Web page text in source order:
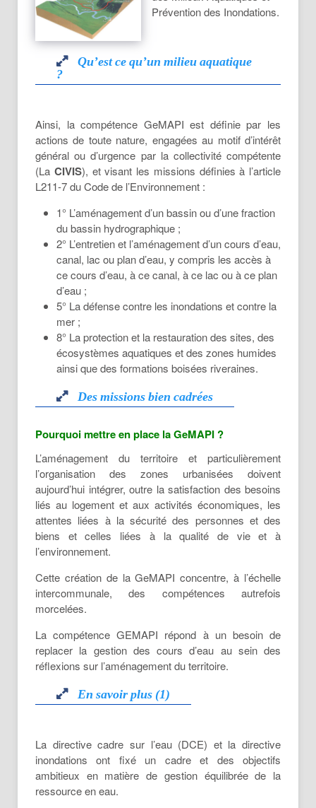
Prévention des Inondations.
Qu’est ce qu’un milieu aquatique
?
?
Les milieux
naturels sont
communément
grands ensembles
: les milieux marins, les milieux terrestres et
les milieux aquatiques. Les milieux humides
sont des milieux intermédiaires entre terre,
eau et mer. Ils sont répertoriés dans les
milieux aquatiques compte tenu de
l’importance du rôle joué par l’eau dans
leurs caractéristiques.
Lire La Suite
Ainsi, la compétence GeMAPI est définie par les
actions de toute nature, engagées au motif d’intérêt
général ou d’urgence par la collectivité compétente
(La CIVIS), et visant les missions définies à l’article
L211-7 du Code de l’Environnement :
1° L’aménagement d’un bassin ou d’une fraction
du bassin hydrographique ;
2° L’entretien et l’aménagement d’un cours d’eau,
canal, lac ou plan d’eau, y compris les accès à
ce cours d’eau, à ce canal, à ce lac ou à ce plan
d’eau ;
5° La défense contre les inondations et contre la
mer ;
8° La protection et la restauration des sites, des
écosystèmes aquatiques et des zones humides
ainsi que des formations boisées riveraines.
Des missions bien cadrées
Des missions bien cadrées
Les missions relevant de la compétence
GEMAPI sont définies au 1°, 2°, 5°, 8° du I
de l’article L. 211-7 du code de
l’environnement.
1° L’aménagement d’un bassin ou d’une
fraction de bassin hydrographique
la création ou la restauration de
l’espace de mobilité d’un cours d’eau,
de crue
la définition et la gestion
d’aménagements hydrauliques
permettant de stocker provisoirement
des écoulements provenant d'un
Pourquoi mettre en place la GeMAPI ?
L’aménagement du territoire et particulièrement
l’organisation des zones urbanisées doivent
aujourd’hui intégrer, outre la satisfaction des besoins
liés au logement et aux activités économiques, les
attentes liées à la sécurité des personnes et des
biens et celles liées à la qualité de vie et à
l’environnement.
Cette création de la GeMAPI concentre, à l’échelle
intercommunale, des compétences autrefois
morcelées.
La compétence GEMAPI répond à un besoin de
replacer la gestion des cours d’eau au sein des
réflexions sur l’aménagement du territoire.
En savoir plus (1)
Jusqu’à la loi de modernisation de l’action
publique et d’affirmation des métropoles
(dite loi MAPTAM) il n’existait pas de
La directive cadre sur l’eau (DCE) et la directive
inondations ont fixé un cadre et des objectifs
ambitieux en matière de gestion équilibrée de la
ressource en eau.